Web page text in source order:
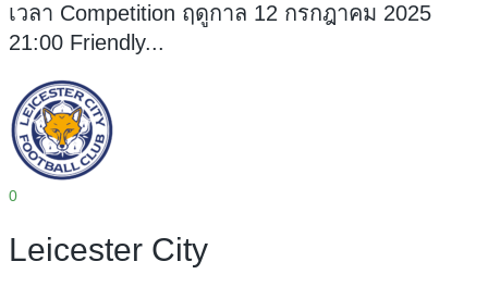
เวลา Competition ฤดูกาล 12 กรกฎาคม 2025
21:00 Friendly...
0
Leicester City